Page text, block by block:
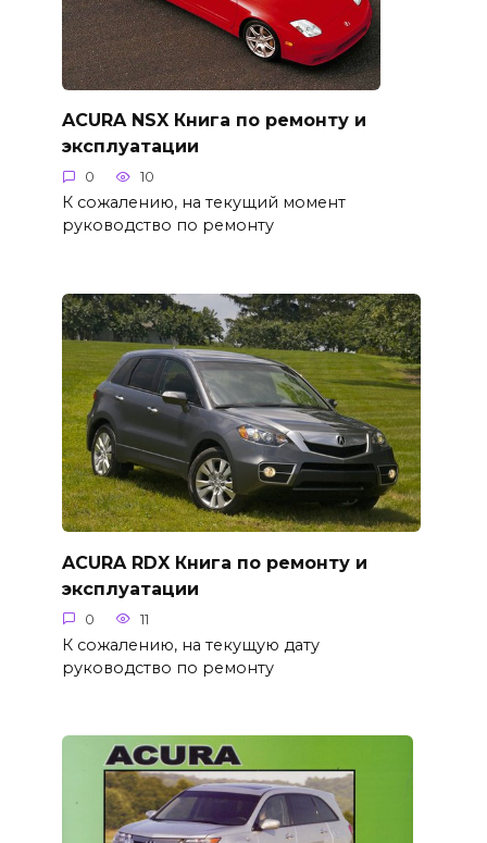
ACURA NSX Книга по ремонту и
эксплуатации
0 10
К сожалению, на текущий момент
руководство по ремонту
ACURA RDX Книга по ремонту и
эксплуатации
0 11
К сожалению, на текущую дату
руководство по ремонту